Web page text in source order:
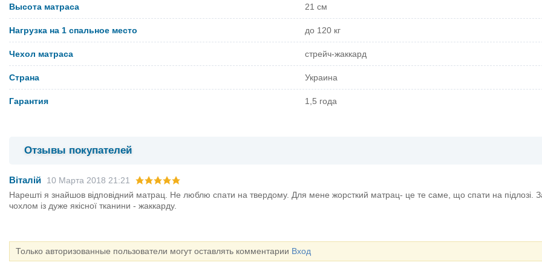
Высота матраса 21 см
Нагрузка на 1 спальное место до 120 кг
Чехол матраса стрейч-жаккард
Страна Украина
Гарантия 1,5 года
Отзывы покупателей
Віталій
10 Марта 2018 21:21
Нарешті я знайшов відповідний матрац. Не люблю спати на твердому. Для мене жорсткий матрац- це те саме, що спати на підлозі.
чохлом із дуже якісної тканини - жаккарду.
Только авторизованные пользователи могут оставлять комментарии Вход